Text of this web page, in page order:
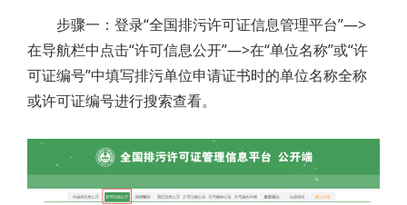
步骤一：登录“全国排污许可证信息管理平台”—>
在导航栏中点击“许可信息公开”—>在“单位名称”或“许
可证编号”中填写排污单位申请证书时的单位名称全称
或许可证编号进行搜索查看。